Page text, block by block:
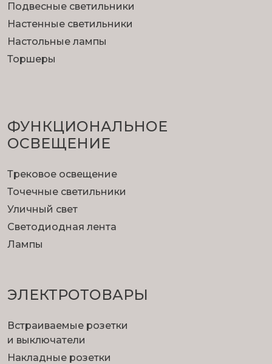
Подвесные светильники
Настенные светильники
Настольные лампы
Торшеры
ФУНКЦИОНА­ЛЬНОЕ
ОСВЕЩЕНИЕ
Трековое освещение
Точечные светильники
Уличный свет
Светодиодная лента
Лампы
ЭЛЕКТРОТОВАРЫ
Встраиваемые розетки
и выключатели
Накладные розетки